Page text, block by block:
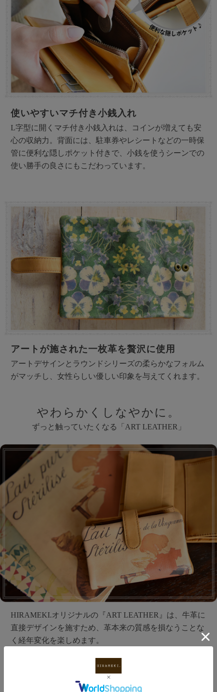
使いやすいマチ付き小銭入れ
L字型に開くマチ付き小銭入れは、コインが増えても安
心の収納力。背面には、駐車券やレシートなどの一時保
管に便利な隠しポケット付きで、小銭を使うシーンでの
使い勝手の良さにもこだわっています。
アートが施された一枚革を贅沢に使用
アートデサインとラウンドシリーズの柔らかなフォルム
がマッチし、女性らしい優しい印象を与えてくれます。
やわらかくしなやかに。
ずっと触っていたくなる「ART LEATHER」
HIRAMEKI.オリジナルの『ART LEATHER』は、牛革に
直接デザインを施すため、革本来の質感を損なうことな
く経年変化を楽しめます。
質なやわらかさ”を加え、ずっと触れていたくなる様な